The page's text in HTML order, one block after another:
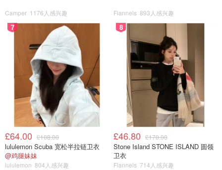
Camper 1176人感兴趣 Flannels 893人感兴趣
7
£64.00 £108.00
lululemon Scuba 宽松半拉链卫衣
@鸡腿妹妹
lululemon 804人感兴趣
8
£46.80 £170.00
Stone Island STONE ISLAND 圆领
卫衣
Flannels 714人感兴趣